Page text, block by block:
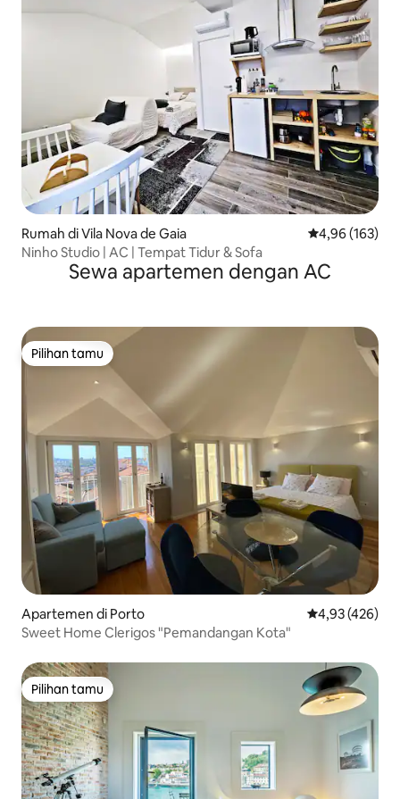
Rumah di Vila Nova de Gaia Nilai rata-rata
4,96 (163)
Ninho Studio | AC | Tempat Tidur & Sofa
Sewa apartemen dengan AC
Pilihan tamu
Pilihan tamu
Apartemen di Porto Nilai rata-rata
4,93 (426)
Sweet Home Clerigos "Pemandangan Kota"
Pilihan tamu
Pilihan tamu